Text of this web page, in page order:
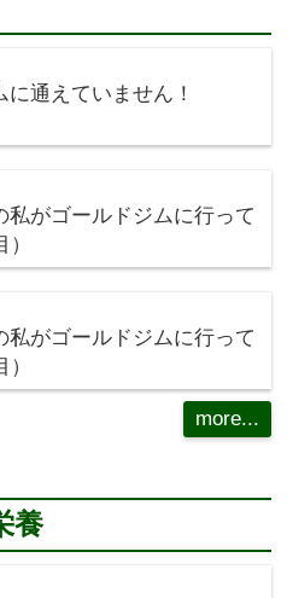
に通えていません！
私がゴールドジムに行って
私がゴールドジムに行って
more...
養